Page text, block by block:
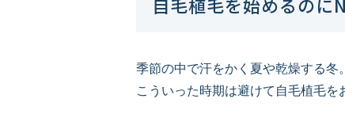
季節の中で汗をかく夏や乾燥する冬。
こういった時期は避けて自毛植毛